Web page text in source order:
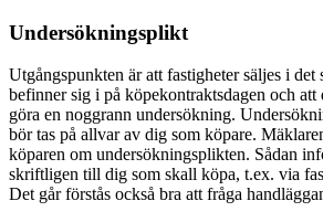
Undersökningsplikt
Utgångspunkten är att fastigheter säljes i
befinner sig i på köpekontraktsdagen och
göra en noggrann undersökning.
bör tas på allvar av dig som köpare.
köparen om undersökningsplikten. Sådan
skriftligen till dig som skall köpa, t.ex. via
Det går förstås också bra att fråga